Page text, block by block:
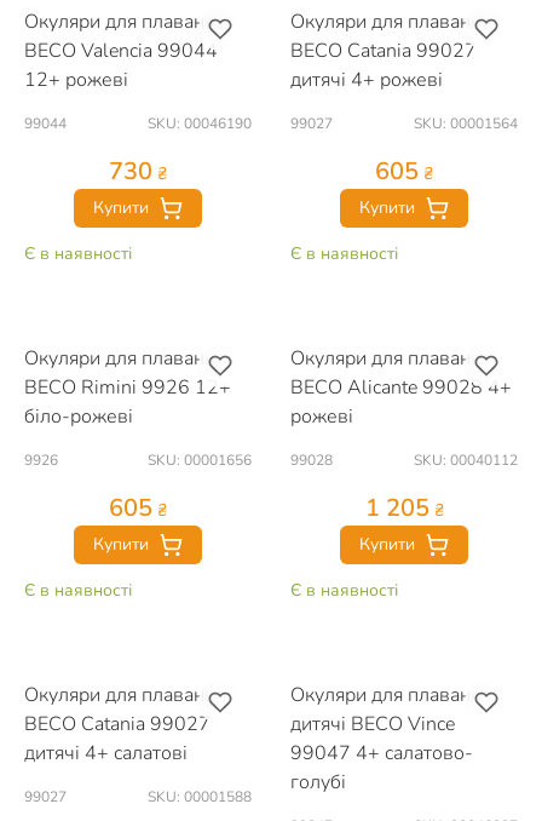
Окуляри для плавання
BECO Valencia 99044
12+ рожеві
99044 SKU: 00046190
730 ₴
Купити
Є в наявності
Окуляри для плавання
BECO Catania 99027
дитячі 4+ рожеві
99027 SKU: 00001564
605 ₴
Купити
Є в наявності
Окуляри для плавання
BECO Rimini 9926 12+
біло-рожеві
9926 SKU: 00001656
605 ₴
Купити
Є в наявності
Окуляри для плавання
BECO Alicante 99028 4+
рожеві
99028 SKU: 00040112
1 205 ₴
Купити
Є в наявності
Окуляри для плавання
BECO Catania 99027
дитячі 4+ салатові
99027 SKU: 00001588
Окуляри для плавання
дитячі BECO Vince
99047 4+ салатово-
голубі